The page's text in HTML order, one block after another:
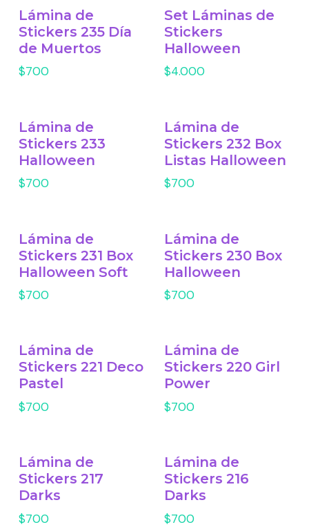
Lámina de
Stickers 235 Día
de Muertos
$700
Set Láminas de
Stickers
Halloween
$4.000
Lámina de
Stickers 233
Halloween
$700
Lámina de
Stickers 232 Box
Listas Halloween
$700
Lámina de
Stickers 231 Box
Halloween Soft
$700
Lámina de
Stickers 230 Box
Halloween
$700
Lámina de
Stickers 221 Deco
Pastel
$700
Lámina de
Stickers 220 Girl
Power
$700
Lámina de
Stickers 217
Darks
$700
Lámina de
Stickers 216
Darks
$700